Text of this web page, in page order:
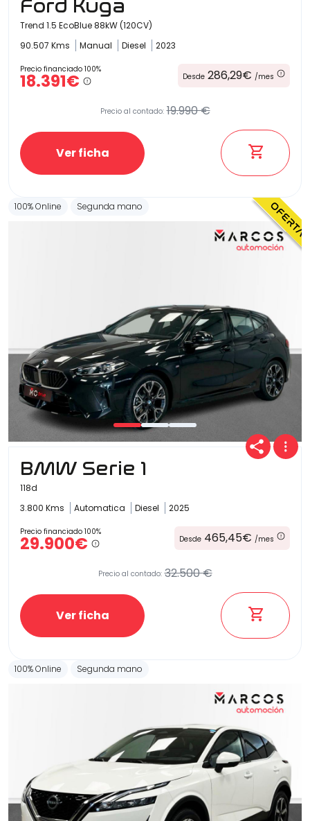
Ford Kuga
Trend 1.5 EcoBlue 88kW (120CV)
90.507 Kms
Manual Diesel 2023
Precio financiado 100%
18.391€ Desde 286,29€ /mes
Precio al contado: 19.990 €
Ver ficha
100% Online Segunda mano
BMW Serie 1
118d
3.800 Kms
Automatica Diesel 2025
Precio financiado 100%
29.900€ Desde 465,45€ /mes
Precio al contado: 32.500 €
Ver ficha
100% Online Segunda mano